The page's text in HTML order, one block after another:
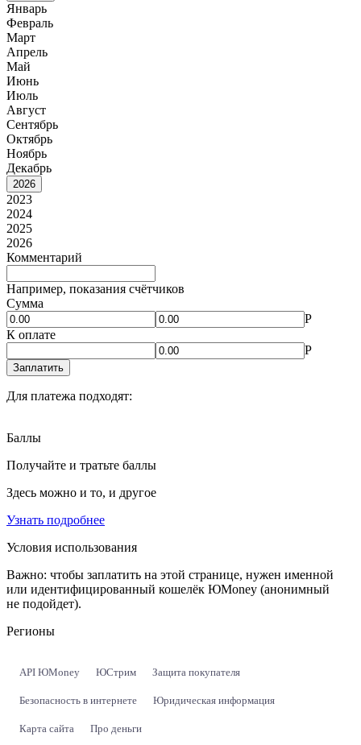
Январь
Февраль
Март
Апрель
Май
Июнь
Июль
Август
Сентябрь
Октябрь
Ноябрь
Декабрь
2026
2023
2024
2025
2026
Комментарий
Например, показания счётчиков
Сумма
Р
К оплате
Р
Заплатить
Для платежа подходят:
Баллы
Получайте и тратьте баллы
Здесь можно и то, и другое
Узнать подробнее
Условия использования
Важно: чтобы заплатить на этой странице, нужен именной
или идентифицированный кошелёк ЮMoney (анонимный
не подойдет).
Регионы
API ЮMoney ЮСтрим Защита покупателя
Безопасность в интернете Юридическая информация
Карта сайта Про деньги